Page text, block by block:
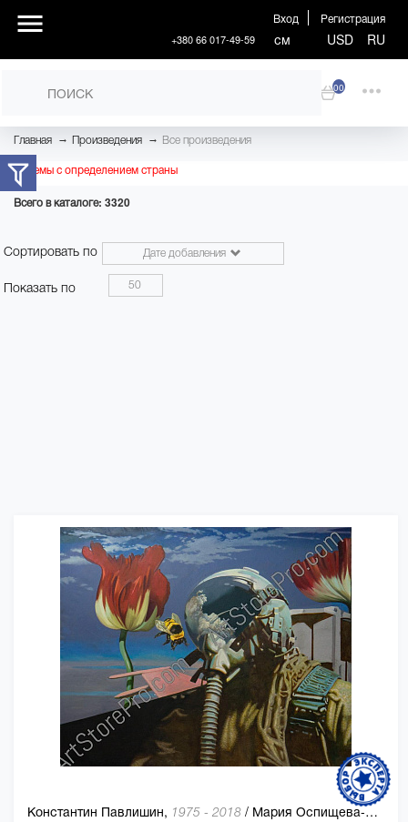
Вход Регистрация
+380 66 017-49-59 см USD RU
00
Главная → Произведения → Все произведения
Проблемы с определением страны
Всего в каталоге: 3320
Сортировать по Дате добавления
Показать по 50
Константин Павлишин, 1975 - 2018 / Мария Оспищева-Павлишин